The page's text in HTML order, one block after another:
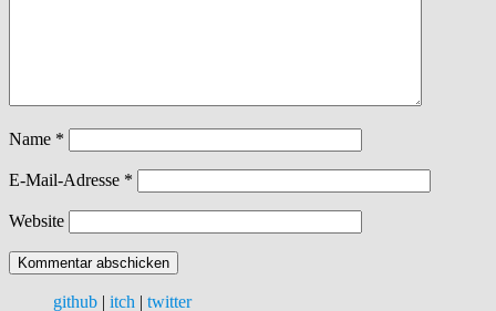
Name *
E-Mail-Adresse *
Website
github | itch | twitter